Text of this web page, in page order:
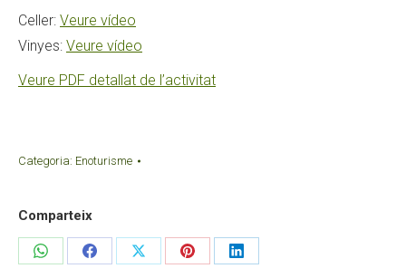
Celler: Veure vídeo
Vinyes: Veure vídeo
Veure PDF detallat de l’activitat
Categoria: Enoturisme
Comparteix
Share
Share
Share
Share
Share